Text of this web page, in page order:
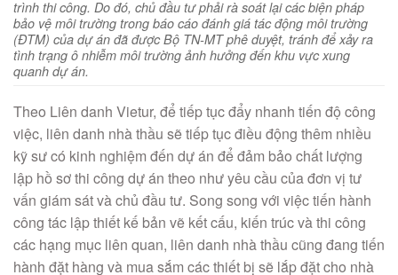
trình thi công. Do đó, chủ đầu tư phải rà soát lại các biện pháp
bảo vệ môi trường trong báo cáo đánh giá tác động môi trường
(ĐTM) của dự án đã được Bộ TN-MT phê duyệt, tránh để xảy ra
tình trạng ô nhiễm môi trường ảnh hưởng đến khu vực xung
quanh dự án.
Theo Liên danh Vietur, để tiếp tục đẩy nhanh tiến độ công
việc, liên danh nhà thầu sẽ tiếp tục điều động thêm nhiều
kỹ sư có kinh nghiệm đến dự án để đảm bảo chất lượng
lập hồ sơ thi công dự án theo như yêu cầu của đơn vị tư
vấn giám sát và chủ đầu tư. Song song với việc tiến hành
công tác lập thiết kế bản vẽ kết cấu, kiến trúc và thi công
các hạng mục liên quan, liên danh nhà thầu cũng đang tiến
hành đặt hàng và mua sắm các thiết bị sẽ lắp đặt cho nhà